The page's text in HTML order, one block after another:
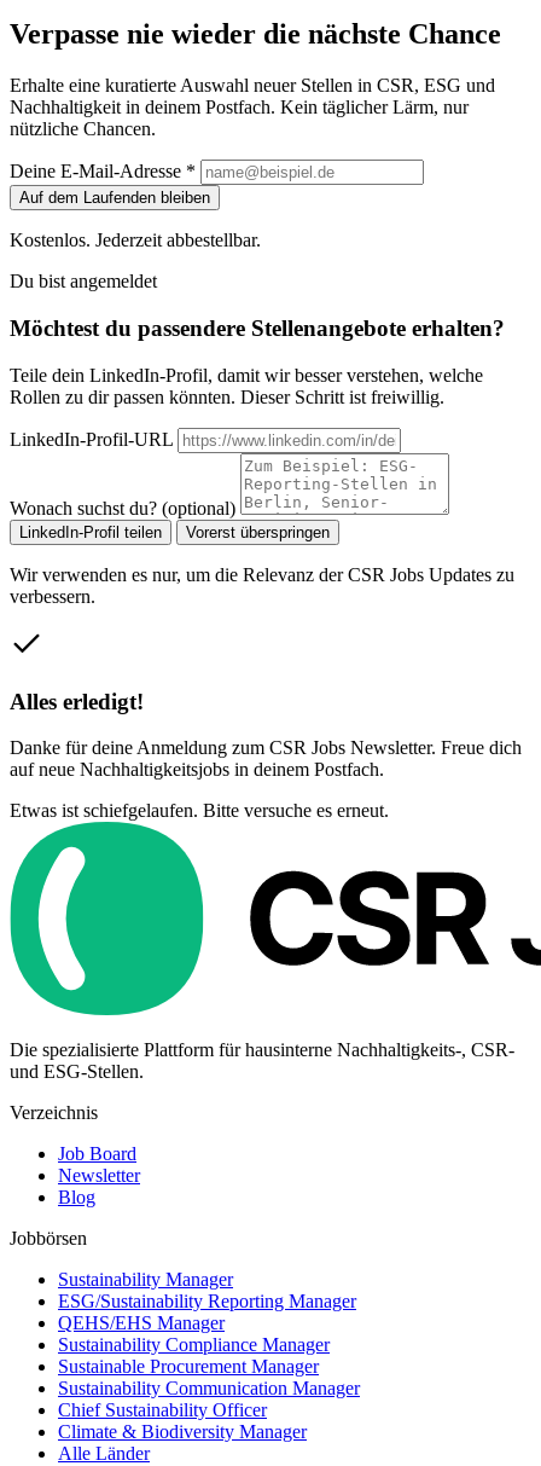
Verpasse nie wieder die nächste Chance
Erhalte eine kuratierte Auswahl neuer Stellen in CSR, ESG und
Nachhaltigkeit in deinem Postfach. Kein täglicher Lärm, nur
nützliche Chancen.
Deine E-Mail-Adresse *
Auf dem Laufenden bleiben
Kostenlos. Jederzeit abbestellbar.
Du bist angemeldet
Möchtest du passendere Stellenangebote erhalten?
Teile dein LinkedIn-Profil, damit wir besser verstehen, welche
Rollen zu dir passen könnten. Dieser Schritt ist freiwillig.
LinkedIn-Profil-URL
Wonach suchst du? (optional)
LinkedIn-Profil teilen Vorerst überspringen
Wir verwenden es nur, um die Relevanz der CSR Jobs Updates zu
verbessern.
Alles erledigt!
Danke für deine Anmeldung zum CSR Jobs Newsletter. Freue dich
auf neue Nachhaltigkeitsjobs in deinem Postfach.
Etwas ist schiefgelaufen. Bitte versuche es erneut.
Die spezialisierte Plattform für hausinterne Nachhaltigkeits-, CSR-
und ESG-Stellen.
Verzeichnis
Job Board
Newsletter
Blog
Jobbörsen
Sustainability Manager
ESG/Sustainability Reporting Manager
QEHS/EHS Manager
Sustainability Compliance Manager
Sustainable Procurement Manager
Sustainability Communication Manager
Chief Sustainability Officer
Climate & Biodiversity Manager
Alle Länder